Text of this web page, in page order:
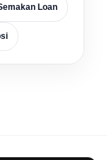
Loan